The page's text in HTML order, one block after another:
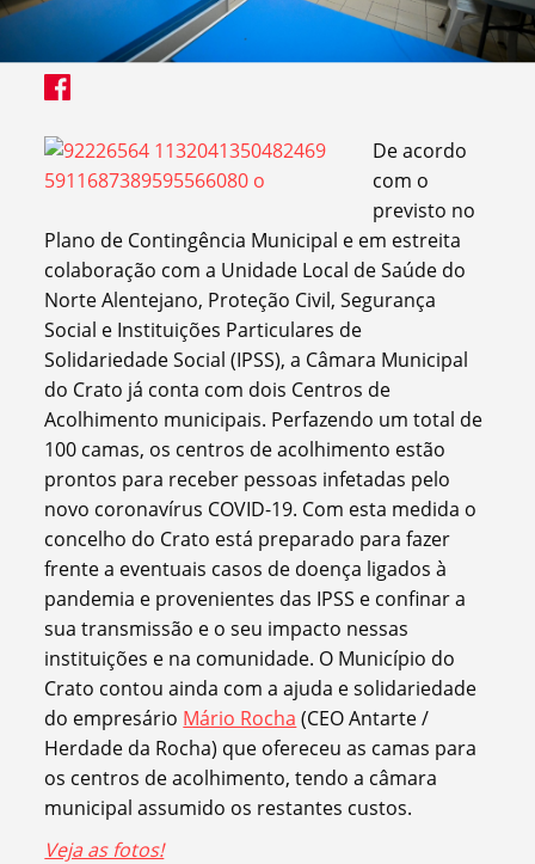
De acordo
com o
previsto no
Plano de Contingência Municipal e em estreita
colaboração com a Unidade Local de Saúde do
Norte Alentejano, Proteção Civil, Segurança
Social e Instituições Particulares de
Solidariedade Social (IPSS), a Câmara Municipal
do Crato já conta com dois Centros de
Acolhimento municipais. Perfazendo um total de
100 camas, os centros de acolhimento estão
prontos para receber pessoas infetadas pelo
novo coronavírus COVID-19. Com esta medida o
concelho do Crato está preparado para fazer
frente a eventuais casos de doença ligados à
pandemia e provenientes das IPSS e confinar a
sua transmissão e o seu impacto nessas
instituições e na comunidade. O Município do
Crato contou ainda com a ajuda e solidariedade
do empresário Mário Rocha (CEO Antarte /
Herdade da Rocha) que ofereceu as camas para
os centros de acolhimento, tendo a câmara
municipal assumido os restantes custos.
Veja as fotos!